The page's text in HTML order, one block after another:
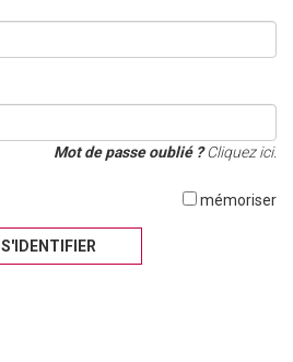
Mot de passe oublié ?Cliquez ici.
mémoriser
S'IDENTIFIER